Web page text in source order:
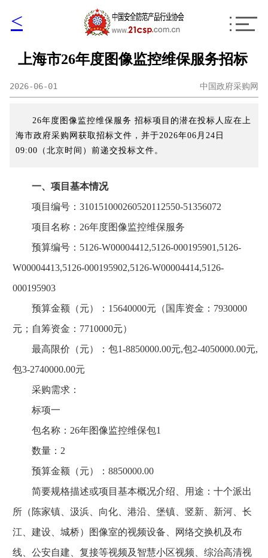
<
上海市26年度图像监控维保服务招标
2026-06-01 中国政府采购网
26年度图像监控维保服务 招标项目的潜在投标人应在上
海市政府采购网获取招标文件，并于2026年06月24日
09:00（北京时间）前递交投标文件。
一、项目基本情况
项目编号：310151000260520112550-51356072
项目名称：26年度图像监控维保服务
预算编号：5126-W00004412,5126-000195901,5126-
W00004413,5126-000195902,5126-W00004414,5126-
000195903
预算金额（元）：15640000元（国库资金：7930000
元；自筹资金：7710000元）
最高限价（元）：包1-8850000.00元,包2-4050000.00元,
包3-2740000.00元
采购需求：
标项一
包名称：26年图像监控维保包1
数量：2
预算金额（元）：8850000.00
简要规格描述或项目基本概况介绍、用途：十个派出
所（陈家镇、汲浜、向化、港沿、堡镇、竖新、新河、长
江、建设、城桥）图像室的视频设备、网络交换机及布
线、公安自建、复接等视频及智慧小区视频、综治高清视